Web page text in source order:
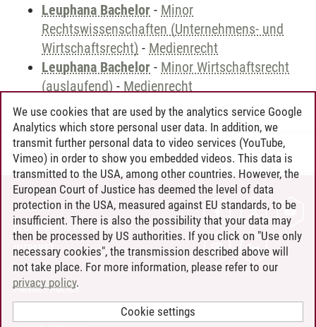
Leuphana Bachelor - Minor
Rechtswissenschaften (Unternehmens- und
Wirtschaftsrecht) - Medienrecht
Leuphana Bachelor - Minor Wirtschaftsrecht
(auslaufend) - Medienrecht
Andreea Tribel 30.06.2024
CONTACT
LEUPHANA AS EMPLOYER
INTRANET
SITE NOTICE
PRIVACY POLICY
We use cookies that are used by the analytics service Google
Analytics which store personal user data. In addition, we
transmit further personal data to video services (YouTube,
Vimeo) in order to show you embedded videos. This data is
transmitted to the USA, among other countries. However, the
European Court of Justice has deemed the level of data
protection in the USA, measured against EU standards, to be
insufficient. There is also the possibility that your data may
then be processed by US authorities. If you click on "Use only
necessary cookies", the transmission described above will
not take place. For more information, please refer to our
privacy policy.
Cookie settings